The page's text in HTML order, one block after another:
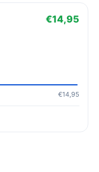
€14,95
€14,95